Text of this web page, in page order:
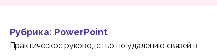
Рубрика: PowerPoint
Практическое руководство по удалению связей в